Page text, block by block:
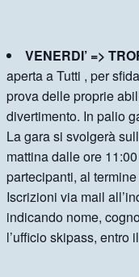
VENERDI’ =>
aperta a Tutti , per
prova delle proprie
divertimento. In palio
La gara si svolgerà
mattina dalle ore
partecipanti, al
Iscrizioni via mail
indicando nome,
l’ufficio skipass, entro